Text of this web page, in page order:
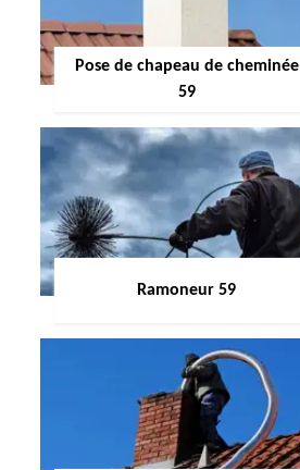
Pose de chapeau de cheminée
59
Ramoneur 59